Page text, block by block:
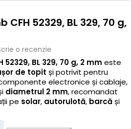
52329, BL 329, 70 g,
o recenzie
BL 329, 70 g, 2 mm este
de topit și potrivit pentru
electronice și cablaje,
diametrul 2 mm, recomandat
pe solar, autorulotă, barcăși